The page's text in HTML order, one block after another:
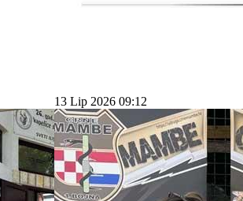
13 Lip 2026 09:12